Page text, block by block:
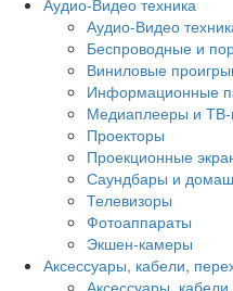
Аудио-Видео
Беспроводные и
Виниловые
Информационные
Медиаплееры и ТВ-
Проекторы
Проекционные
Саундбары и
Телевизоры
Фотоаппараты
Экшен-камеры
Аксессуары, кабели,
Аксессуары,